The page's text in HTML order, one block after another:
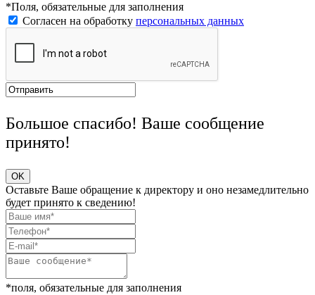
*Поля, обязательные для заполнения
Согласен на обработку персональных данных
Большое спасибо! Ваше сообщение
принято!
OK
Оставьте Ваше обращение к директору и оно незамедлительно
будет принято к сведению!
*поля, обязательные для заполнения